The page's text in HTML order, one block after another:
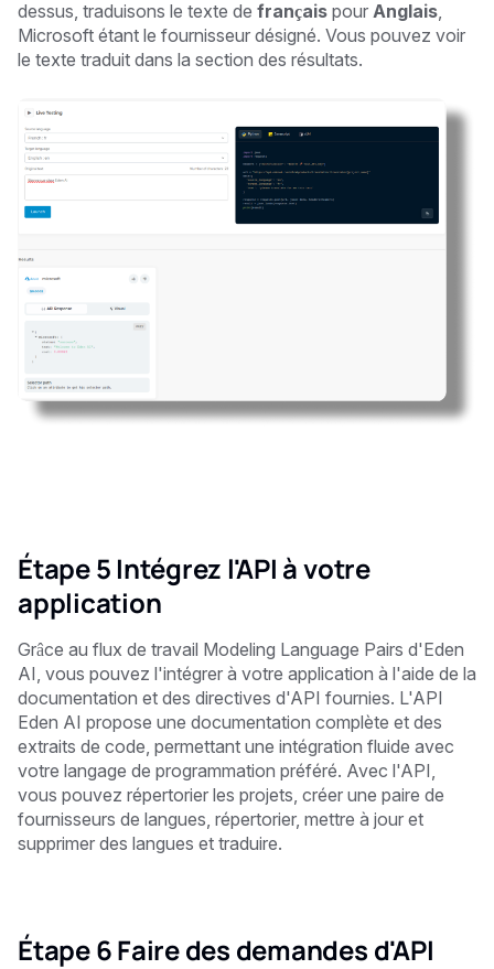
dessus, traduisons le texte de français pour Anglais,
Microsoft étant le fournisseur désigné. Vous pouvez voir
le texte traduit dans la section des résultats.
Étape 5 Intégrez l'API à votre
application
Grâce au flux de travail Modeling Language Pairs d'Eden
AI, vous pouvez l'intégrer à votre application à l'aide de la
documentation et des directives d'API fournies. L'API
Eden AI propose une documentation complète et des
extraits de code, permettant une intégration fluide avec
votre langage de programmation préféré. Avec l'API,
vous pouvez répertorier les projets, créer une paire de
fournisseurs de langues, répertorier, mettre à jour et
supprimer des langues et traduire.
Étape 6 Faire des demandes d'API